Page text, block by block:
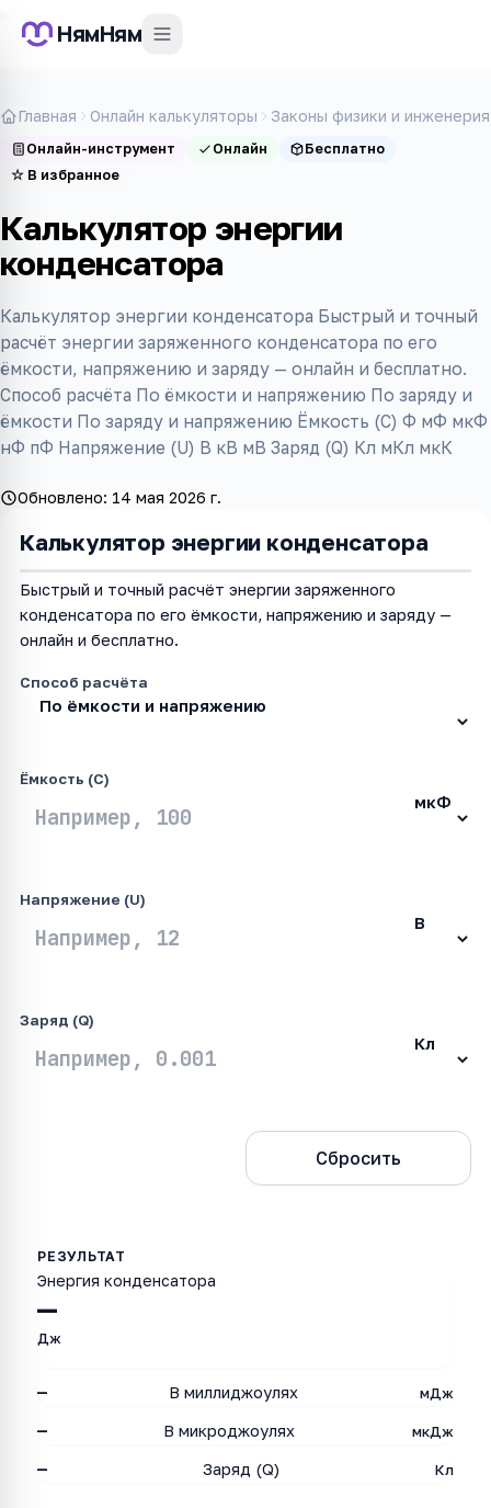
НямНям
Главная Онлайн калькуляторы Законы физики и инженерия
Онлайн-инструмент Онлайн
Бесплатно
☆ В избранное
Калькулятор энергии
конденсатора
Калькулятор энергии конденсатора Быстрый и точный
расчёт энергии заряженного конденсатора по его
ёмкости, напряжению и заряду — онлайн и бесплатно.
Способ расчёта По ёмкости и напряжению По заряду и
ёмкости По заряду и напряжению Ёмкость (C) Ф мФ мкФ
нФ пФ Напряжение (U) В кВ мВ Заряд (Q) Кл мКл мкК
Обновлено: 14 мая 2026 г.
Калькулятор энергии конденсатора
Быстрый и точный расчёт энергии заряженного
конденсатора по его ёмкости, напряжению и заряду —
онлайн и бесплатно.
Способ расчёта
Ёмкость (C)
Напряжение (U)
Заряд (Q)
Сбросить
—
Энергия конденсатора
Дж
— В миллиджоулях мДж
— В микроджоулях мкДж
— Заряд (Q) Кл